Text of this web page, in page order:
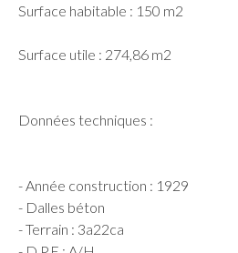
Surface habitable : 150 m2
Surface utile : 274,86 m2
Données techniques :
- Année construction : 1929
- Dalles béton
- Terrain : 3a22ca